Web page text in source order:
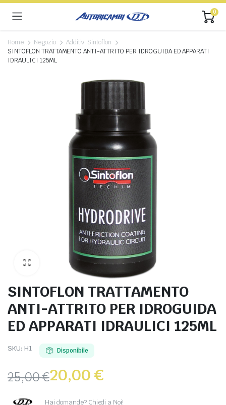
0
Home Negozio
Additivi Sintoflon
SINTOFLON TRATTAMENTO ANTI-ATTRITO PER IDROGUIDA ED APPARATI
IDRAULICI 125ML
SINTOFLON TRATTAMENTO
ANTI-ATTRITO PER IDROGUIDA
ED APPARATI IDRAULICI 125ML
SKU: H1 Disponibile
25,00€20,00€
Hai domande? Chiedi a Noi!